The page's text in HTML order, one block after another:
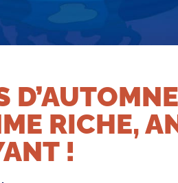
RICHE,
!